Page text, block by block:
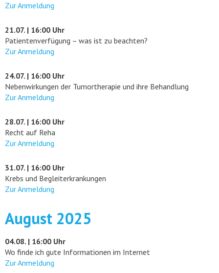
Zur Anmeldung
21.07. | 16:00 Uhr
Patientenverfügung – was ist zu beachten?
Zur Anmeldung
24.07. | 16:00 Uhr
Nebenwirkungen der Tumortherapie und ihre Behandlung
Zur Anmeldung
28.07. | 16:00 Uhr
Recht auf Reha
Zur Anmeldung
31.07. | 16:00 Uhr
Krebs und Begleiterkrankungen
Zur Anmeldung
August 2025
04.08. | 16:00 Uhr
Wo finde ich gute Informationen im Internet
Zur Anmeldung